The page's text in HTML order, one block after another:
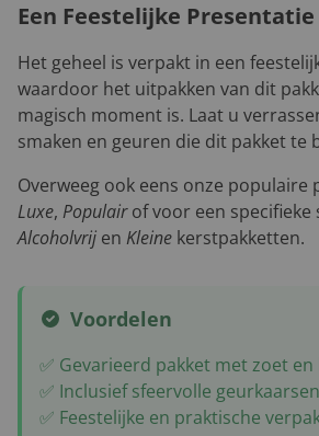
Een Feestelijke Presentatie
Het geheel is verpakt in een
waardoor het uitpakken van dit
magisch moment is. Laat u
smaken en geuren die dit pakket te
Overweeg ook eens onze populaire
Luxe, Populairof voor een specifieke
Alcoholvrij en Kleine kerstpakketten.
Voordelen
✅ Gevarieerd pakket met zoet
✅ Inclusief sfeervolle geurkaarsen
✅ Feestelijke en praktische